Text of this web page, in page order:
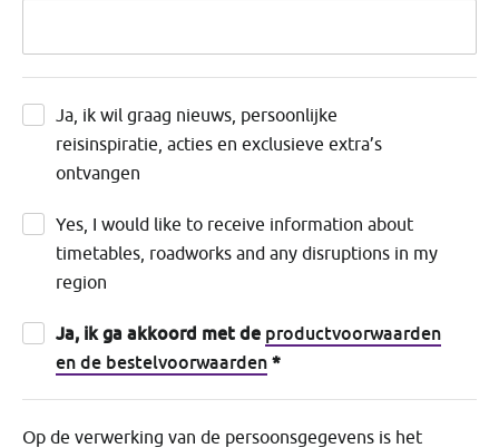
Ja, ik wil graag nieuws, persoonlijke reisinspiratie, acties
Ja, ik wil graag nieuws, persoonlijke
reisinspiratie, acties en exclusieve extra’s
ontvangen
Yes, I would like to receive information about
Yes, I would like to receive information about
timetables, roadworks and any disruptions in my
region
<strong>Ja, ik ga akkoord met de</strong> <a href="/
Ja, ik ga akkoord met de productvoorwaarden
en de bestelvoorwaarden *
Op de verwerking van de persoonsgegevens is het